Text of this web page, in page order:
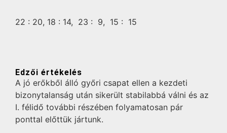
22 : 20, 18 : 14, 23 : 9, 15 : 15
Edzői értékelés
A jó erőkből álló győri csapat ellen a kezdeti
bizonytalanság után sikerült stabilabbá válni és az
I. félidő további részében folyamatosan pár
ponttal előttük jártunk.